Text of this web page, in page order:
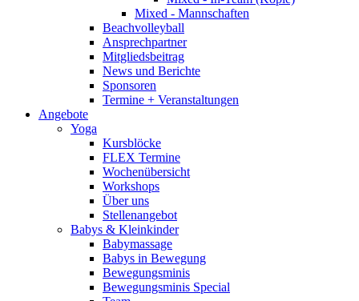
Mixed - Mannschaften
Beachvolleyball
Ansprechpartner
Mitgliedsbeitrag
News und Berichte
Sponsoren
Termine + Veranstaltungen
Angebote
Yoga
Kursblöcke
FLEX Termine
Wochenübersicht
Workshops
Über uns
Stellenangebot
Babys & Kleinkinder
Babymassage
Babys in Bewegung
Bewegungsminis
Bewegungsminis Special